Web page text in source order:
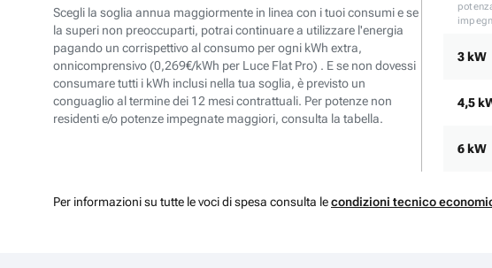
Scegli la soglia annua maggiormente in linea con i tuoi consumi e se
la superi non preoccuparti, potrai continuare a utilizzare l'energia
pagando un corrispettivo al consumo per ogni kWh extra,
onnicomprensivo (0,269€/kWh per Luce Flat Pro) . E se non dovessi
consumare tutti i kWh inclusi nella tua soglia, è previsto un
conguaglio al termine dei 12 mesi contrattuali. Per potenze non
residenti e/o potenze impegnate maggiori, consulta la tabella.
3 kW
4,5
6 kW
Per informazioni su tutte le voci di spesa consulta lecondizioni tecnico